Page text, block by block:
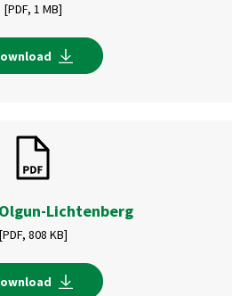
[PDF, 1 MB]
Lichtenberg
[PDF, 808 KB]